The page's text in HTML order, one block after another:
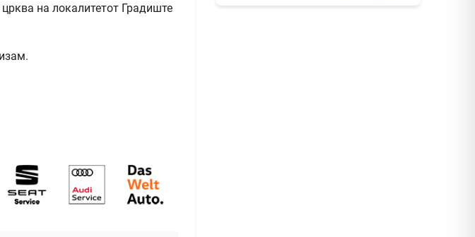
на локалитетот Градиште